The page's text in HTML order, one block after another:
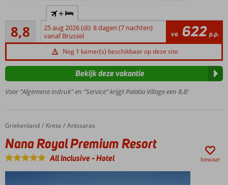
Kleinschalig
appartementencomplex
Op ca. 500m
van
Chersonissos
Een heerlijk
met
zonneterras
mogelijk
8,8
Aanrader
100
beoordelingen
+
25 aug 2026 (di) 8 dagen (7 nachten)
vanaf Brussel
va 622 p.p.
Nog 1 kamer(s) beschikbaar op deze site
Voor “Algemene indruk” en “Service” krijgt Palatia Village een 8,8!
Bekijk deze vakantie
Home
Griekenland Kreta Anissaras
Nana Royal Premium Resort
Nana Royal Premium Resort
All Inclusive-Hotel bewaar